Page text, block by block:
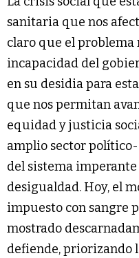
sanitaria que nos
claro que el
incapacidad del
en su desidia para
que nos permitan
equidad y justicia
amplio sector
del sistema
desigualdad. Hoy, el
impuesto con sangre
mostrado
defiende, priorizando